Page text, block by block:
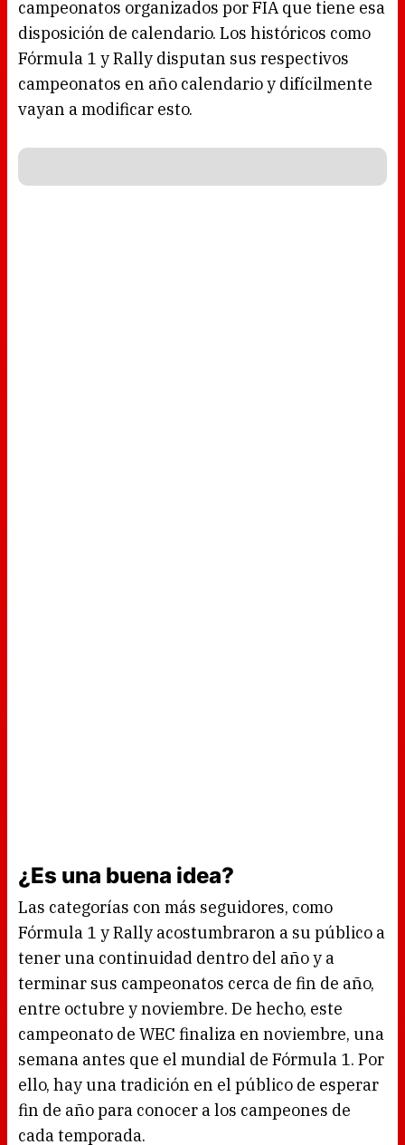
campeonatos organizados por FIA que tiene esa
disposición de calendario. Los históricos como
Fórmula 1 y Rally disputan sus respectivos
campeonatos en año calendario y difícilmente
vayan a modificar esto.
¿Es una buena idea?
Las categorías con más seguidores, como
Fórmula 1 y Rally acostumbraron a su público a
tener una continuidad dentro del año y a
terminar sus campeonatos cerca de fin de año,
entre octubre y noviembre. De hecho, este
campeonato de WEC finaliza en noviembre, una
semana antes que el mundial de Fórmula 1. Por
ello, hay una tradición en el público de esperar
fin de año para conocer a los campeones de
cada temporada.